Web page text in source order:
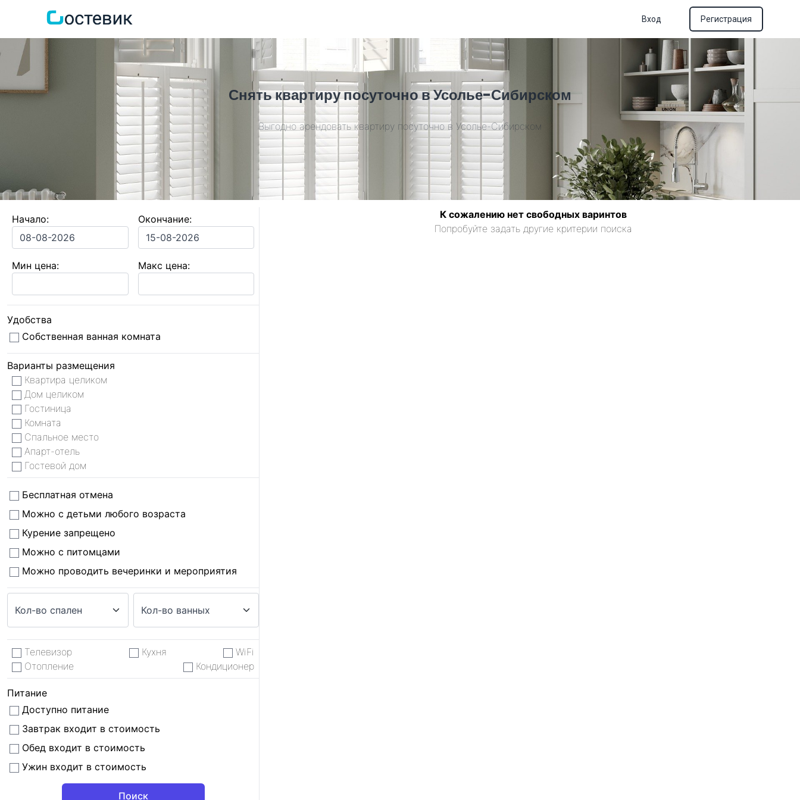
Вход Регистрация
Снять квартиру посуточно в Усолье-Сибирском
Выгодно арендовать квартиру посуточно в Усолье-Сибирском
Начало: Окончание:
Мин цена: Макс цена:
Удобства
Собственная ванная комната
Варианты размещения
Квартира целиком
Дом целиком
Гостиница
Комната
Спальное место
Апарт-отель
Гостевой дом
Бесплатная отмена
Можно с детьми любого возраста
Курение запрещено
Можно с питомцами
Можно проводить вечеринки и мероприятия
Телевизор Кухня
WiFi
Отопление
Кондиционер
Питание
Доступно питание
Завтрак входит в стоимость
Обед входит в стоимость
Ужин входит в стоимость
К сожалению нет свободных варинтов
Попробуйте задать другие критерии поиска